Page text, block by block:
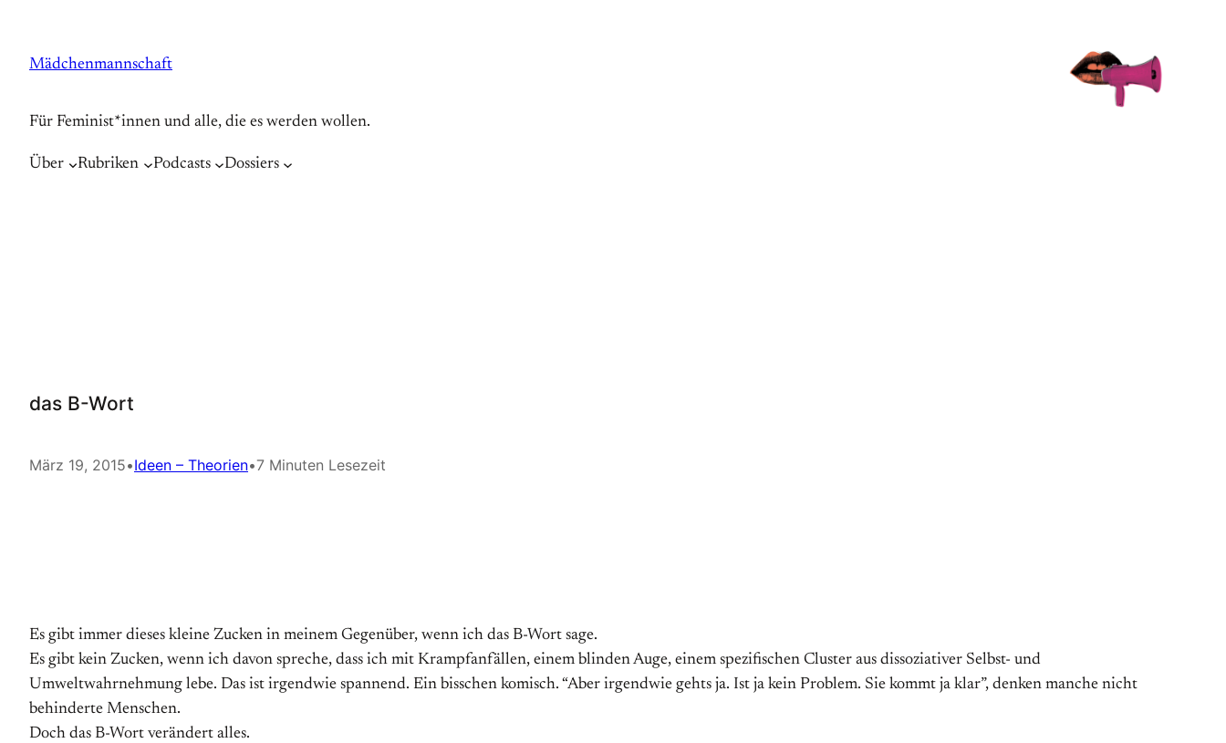
springen
Mädchenmannschaft
Für Feminist*innen und alle, die es werden wollen.
Über Rubriken Podcasts Dossiers
das B-Wort
März 19, 2015•Ideen – Theorien•7 Minuten Lesezeit
Es gibt immer dieses kleine Zucken in meinem Gegenüber, wenn ich das B-Wort sage.
Es gibt kein Zucken, wenn ich davon spreche, dass ich mit Krampfanfällen, einem blinden Auge, einem spezifischen Cluster aus dissoziativer Selbst- und
Umweltwahrnehmung lebe. Das ist irgendwie spannend. Ein bisschen komisch. “Aber irgendwie gehts ja. Ist ja kein Problem. Sie kommt ja klar”, denken manche nicht
behinderte Menschen.
Doch das B-Wort verändert alles.